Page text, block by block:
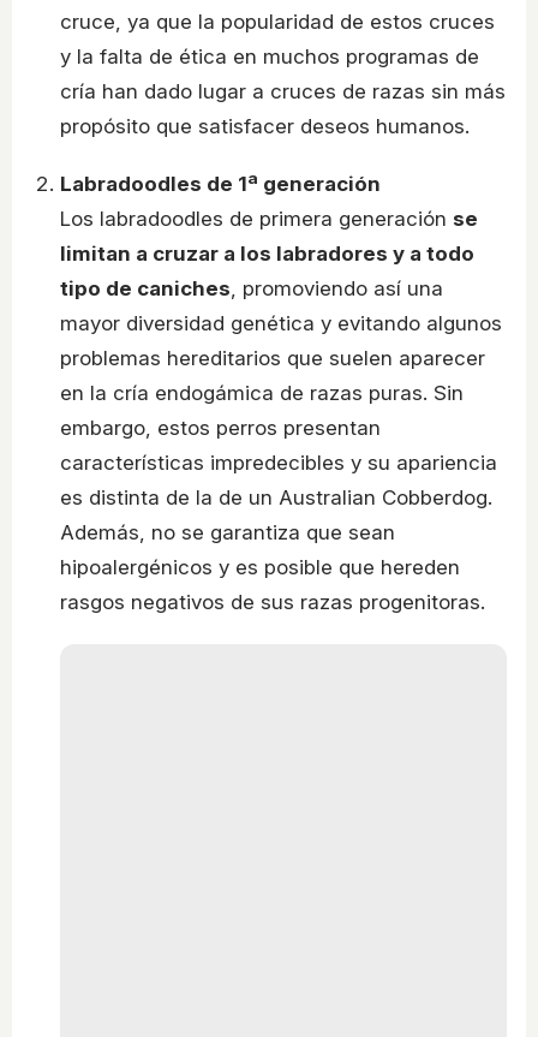
cruce, ya que la popularidad de estos cruces
y la falta de ética en muchos programas de
cría han dado lugar a cruces de razas sin más
propósito que satisfacer deseos humanos.
Labradoodles de 1ª generación
Los labradoodles de primera generación se
limitan a cruzar a los labradores y a todo
tipo de caniches , promoviendo así una
mayor diversidad genética y evitando algunos
problemas hereditarios que suelen aparecer
en la cría endogámica de razas puras. Sin
embargo, estos perros presentan
características impredecibles y su apariencia
es distinta de la de un Australian Cobberdog.
Además, no se garantiza que sean
hipoalergénicos y es posible que hereden
rasgos negativos de sus razas progenitoras.